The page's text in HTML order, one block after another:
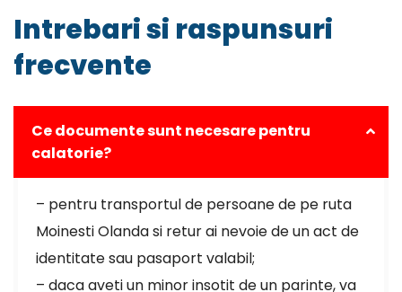
Intrebari si raspunsuri
frecvente
Ce documente sunt necesare pentru
calatorie?
– pentru transportul de persoane de pe ruta
Moinesti Olanda si retur ai nevoie de un act de
identitate sau pasaport valabil;
– daca aveti un minor insotit de un parinte, va